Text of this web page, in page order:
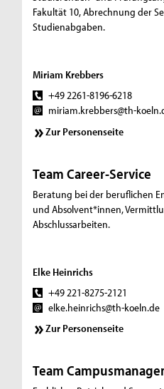
Fakultät 10, Abrechnung der
Studienabgaben.
Miriam Krebbers
+49 2261-8196-6218
miriam.krebbers@th-
Zur Personenseite
Team Career-Service
Beratung bei der beruflichen
und Absolvent*innen,
Abschlussarbeiten.
Elke Heinrichs
+49 221-8275-2121
elke.heinrichs@th-koeln.de
Zur Personenseite
Team